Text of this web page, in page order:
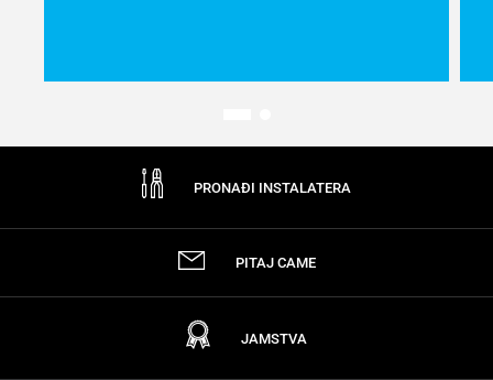
PRONAĐI INSTALATERA
PITAJ CAME
JAMSTVA